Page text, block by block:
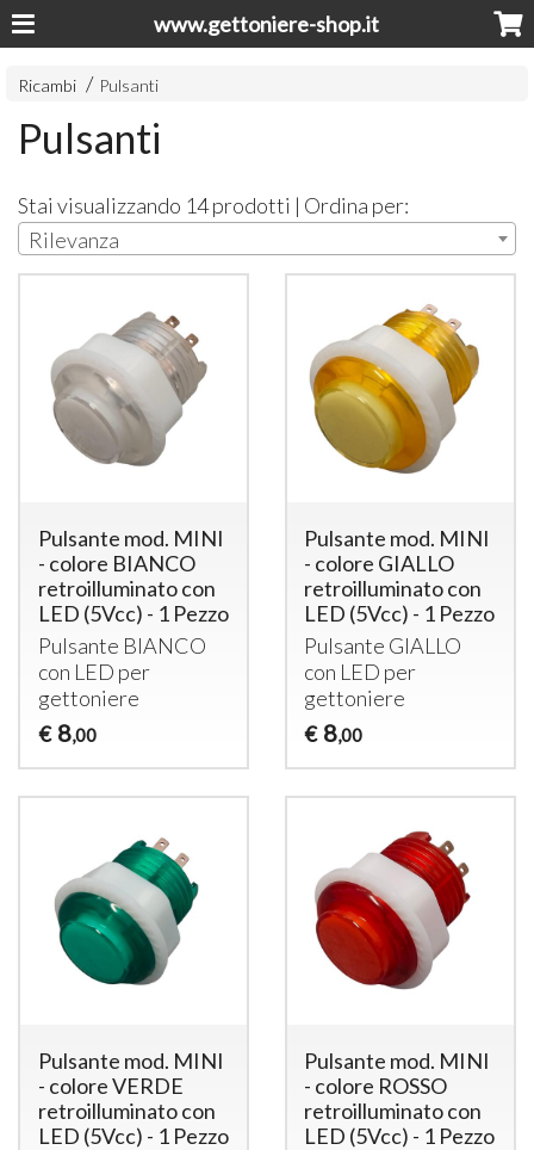
www.gettoniere-shop.it
Ricambi Pulsanti
Pulsanti
Stai visualizzando 14 prodotti | Ordina per:
Rilevanza
Pulsante mod. MINI
- colore BIANCO
retroilluminato con
LED (5Vcc) - 1 Pezzo
Pulsante BIANCO
con LED per
gettoniere
€ 8,00
Pulsante mod. MINI
- colore GIALLO
retroilluminato con
LED (5Vcc) - 1 Pezzo
Pulsante GIALLO
con LED per
gettoniere
€ 8,00
Pulsante mod. MINI
- colore VERDE
retroilluminato con
LED (5Vcc) - 1 Pezzo
Pulsante mod. MINI
- colore ROSSO
retroilluminato con
LED (5Vcc) - 1 Pezzo